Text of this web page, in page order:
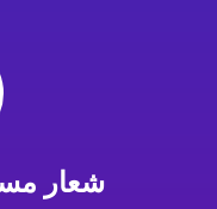
شعار